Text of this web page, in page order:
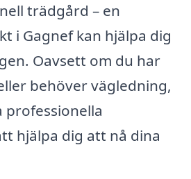
trädgård – en
i Gagnef kan hjälpa dig
Oavsett om du har
behöver vägledning,
professionella
hjälpa dig att nå dina